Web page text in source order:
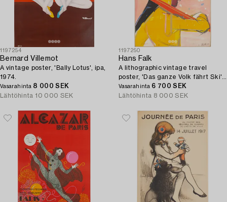
1197254
Bernard Villemot
A vintage poster, 'Bally Lotus', ipa,
1974.
Vasarahinta 8 000 SEK
Lähtöhinta 10 000 SEK
1197250
Hans Falk
A lithographic vintage travel
poster, 'Das ganze Volk fährt Ski',
Switzerland, 1943.
Vasarahinta 6 700 SEK
Lähtöhinta 8 000 SEK